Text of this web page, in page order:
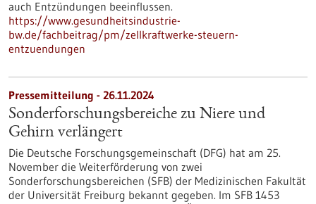
auch Entzündungen beeinflussen.
https://www.gesundheitsindustrie-
bw.de/fachbeitrag/pm/zellkraftwerke-steuern-
entzuendungen
Pressemitteilung - 26.11.2024
Sonderforschungsbereiche zu Niere und
Gehirn verlängert
Die Deutsche Forschungsgemeinschaft (DFG) hat am 25.
November die Weiterförderung von zwei
Sonderforschungsbereichen (SFB) der Medizinischen Fakultät
der Universität Freiburg bekannt gegeben. Im SFB 1453